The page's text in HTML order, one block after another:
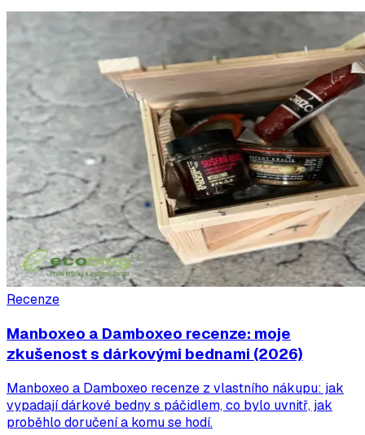
Recenze
Manboxeo a Damboxeo recenze: moje
zkušenost s dárkovými bednami (2026)
Manboxeo a Damboxeo recenze z vlastního nákupu: jak
vypadají dárkové bedny s páčidlem, co bylo uvnitř, jak
proběhlo doručení a komu se hodí.